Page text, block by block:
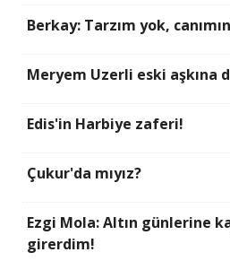
Berkay: Tarzım yok,
Meryem Uzerli eski aşkına
Edis'in Harbiye zaferi!
Çukur'da mıyız?
Ezgi Mola: Altın günlerine
girerdim!